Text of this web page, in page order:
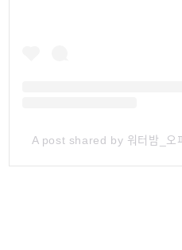
A post shared by